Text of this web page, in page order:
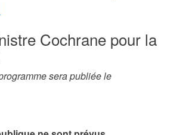
Cochrane pour la
sera publiée le